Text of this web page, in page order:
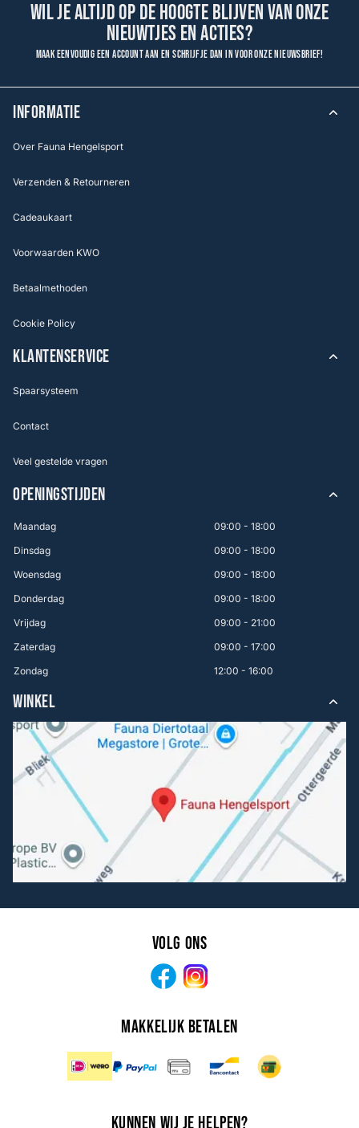
Wil je altijd op de hoogte blijven van onze
nieuwtjes en acties?
Maak eenvoudig een account aan en schrijf je dan in voor onze nieuwsbrief!
INFORMATIE
Over Fauna Hengelsport
Verzenden & Retourneren
Cadeaukaart
Voorwaarden KWO
Betaalmethoden
Cookie Policy
KLANTENSERVICE
Spaarsysteem
Contact
Veel gestelde vragen
OPENINGSTIJDEN
Maandag
09:00 - 18:00
Dinsdag
09:00 - 18:00
Woensdag
09:00 - 18:00
Donderdag
09:00 - 18:00
Vrijdag
09:00 - 21:00
Zaterdag
09:00 - 17:00
Zondag
12:00 - 16:00
WINKEL
Volg ons
Facebook
Makkelijk betalen